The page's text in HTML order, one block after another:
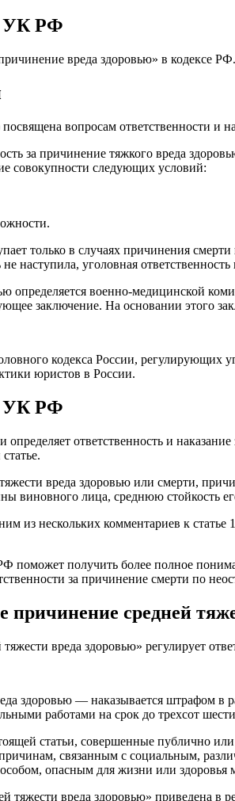
УК РФ
вреда здоровью» в кодексе РФ.
вопросам ответственности и
за причинение тяжкого вреда
совокупности следующих условий:
только в случаях причинения
наступила, уголовная
определяется военно-медицинской
заключение. На основании этого
кодекса России, регулирующих
юристов в России.
УК РФ
ответственность и
вреда здоровью или смерти,
виновного лица, среднюю стойкость
из нескольких комментариев к
поможет получить более полное
за причинение смерти по
средней
вреда здоровью» регулирует
здоровью — наказывается штрафом в
работами на срок до трехсот
статьи, совершенные публично
связанным с социальным,
опасным для жизни или
вреда здоровью» приведена в